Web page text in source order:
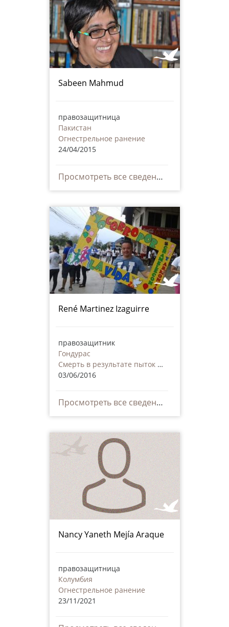
Sabeen Mahmud
правозащитница
Пакистан
Огнестрельное ранение
24/04/2015
Просмотреть все сведения
René Martinez Izaguirre
правозащитник
Гондурас
Смерть в результате пыток или дурного обращения, в том числе и со стороны частных лиц
03/06/2016
Просмотреть все сведения
Nancy Yaneth Mejía Araque
правозащитница
Колумбия
Огнестрельное ранение
23/11/2021